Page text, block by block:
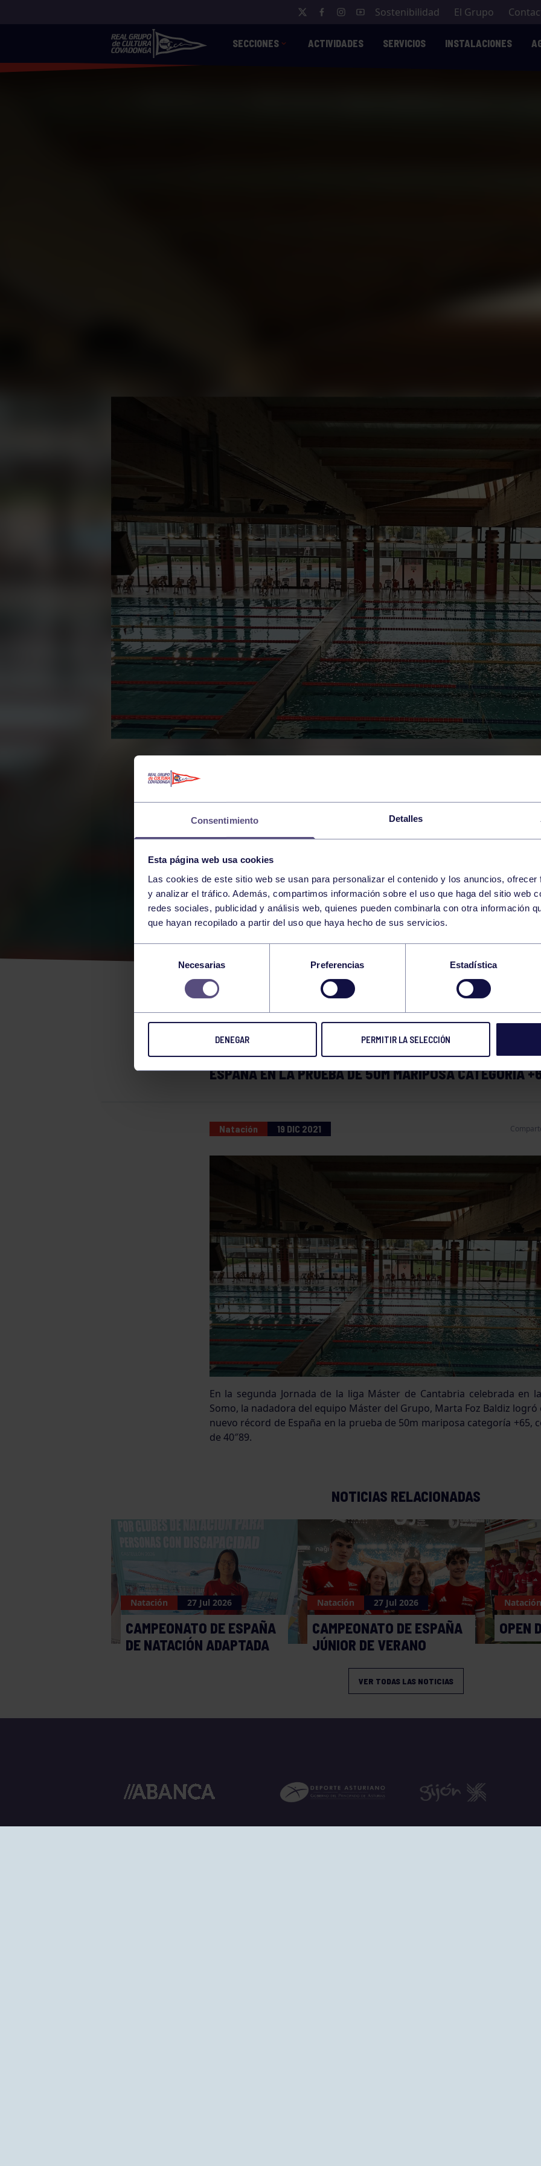
Consentimiento Detalles
Esta página web usa cookies
Las cookies de este sitio web se usan para personalizar el contenido y los anuncios,
y analizar el tráfico. Además, compartimos información sobre el uso que haga del sitio web
redes sociales, publicidad y análisis web, quienes pueden combinarla con otra información
que hayan recopilado a partir del uso que haya hecho de sus servicios.
consentimiento
Necesarias Preferencias Estadística
DENEGAR PERMITIR LA SELECCIÓN
Sostenibilidad El Grupo
SECCIONES ACTIVIDADES SERVICIOS INSTALACIONES
MARTA FOZ, NUEVO
DE ESPAÑA
MARTA FOZ BALDIZ LOGRÓ ESTABLECER UN NUEVO
ESPAÑA EN LA PRUEBA DE 50M MARIPOSA CATEGORÍA
Natación 19 DIC 2021
En la segunda Jornada de la liga Máster de Cantabria celebrada en
Somo, la nadadora del equipo Máster del Grupo, Marta Foz Baldiz
nuevo récord de España en la prueba de 50m mariposa categoría +65,
de 40″89.
NOTICIAS RELACIONADAS
Natación 27 Jul 2026
CAMPEONATO DE ESPAÑA
DE NATACIÓN ADAPTADA
Natación 27 Jul 2026
CAMPEONATO DE ESPAÑA
JÚNIOR DE VERANO
Natación
OPEN
VER TODAS LAS NOTICIAS